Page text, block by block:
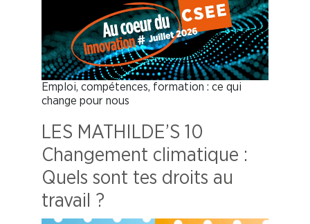
Emploi, compétences, formation : ce qui
change pour nous
LES MATHILDE’S 10
Changement climatique :
Quels sont tes droits au
travail ?